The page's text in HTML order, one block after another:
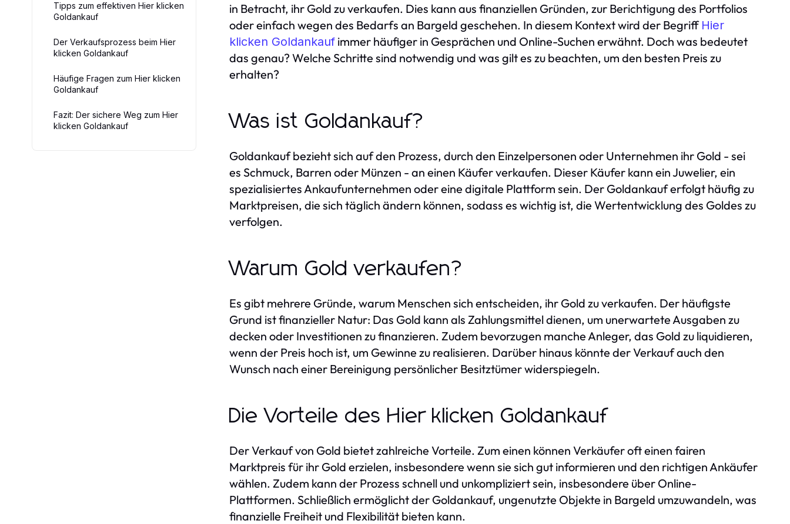
Tipps zum effektiven Hier klicken
Goldankauf
Der Verkaufsprozess beim Hier
klicken Goldankauf
Häufige Fragen zum Hier klicken
Goldankauf
Fazit: Der sichere Weg zum Hier
klicken Goldankauf
in Betracht, ihr Gold zu verkaufen. Dies kann aus finanziellen Gründen, zur Berichtigung des Portfolios
oder einfach wegen des Bedarfs an Bargeld geschehen. In diesem Kontext wird der Begriff Hier
klicken Goldankauf immer häufiger in Gesprächen und Online-Suchen erwähnt. Doch was bedeutet
das genau? Welche Schritte sind notwendig und was gilt es zu beachten, um den besten Preis zu
erhalten?
Was ist Goldankauf?
Goldankauf bezieht sich auf den Prozess, durch den Einzelpersonen oder Unternehmen ihr Gold - sei
es Schmuck, Barren oder Münzen - an einen Käufer verkaufen. Dieser Käufer kann ein Juwelier, ein
spezialisiertes Ankaufunternehmen oder eine digitale Plattform sein. Der Goldankauf erfolgt häufig zu
Marktpreisen, die sich täglich ändern können, sodass es wichtig ist, die Wertentwicklung des Goldes zu
verfolgen.
Warum Gold verkaufen?
Es gibt mehrere Gründe, warum Menschen sich entscheiden, ihr Gold zu verkaufen. Der häufigste
Grund ist finanzieller Natur: Das Gold kann als Zahlungsmittel dienen, um unerwartete Ausgaben zu
decken oder Investitionen zu finanzieren. Zudem bevorzugen manche Anleger, das Gold zu liquidieren,
wenn der Preis hoch ist, um Gewinne zu realisieren. Darüber hinaus könnte der Verkauf auch den
Wunsch nach einer Bereinigung persönlicher Besitztümer widerspiegeln.
Die Vorteile des Hier klicken Goldankauf
Der Verkauf von Gold bietet zahlreiche Vorteile. Zum einen können Verkäufer oft einen fairen
Marktpreis für ihr Gold erzielen, insbesondere wenn sie sich gut informieren und den richtigen Ankäufer
wählen. Zudem kann der Prozess schnell und unkompliziert sein, insbesondere über Online-
Plattformen. Schließlich ermöglicht der Goldankauf, ungenutzte Objekte in Bargeld umzuwandeln, was
finanzielle Freiheit und Flexibilität bieten kann.